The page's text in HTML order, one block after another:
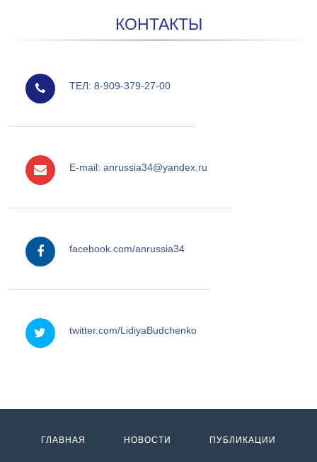
КОНТАКТЫ
ТЕЛ: 8-909-379-27-00
E-mail: anrussia34@yandex.ru
facebook.com/anrussia34
twitter.com/LidiyaBudchenko
ГЛАВНАЯ НОВОСТИ ПУБЛИКАЦИИ